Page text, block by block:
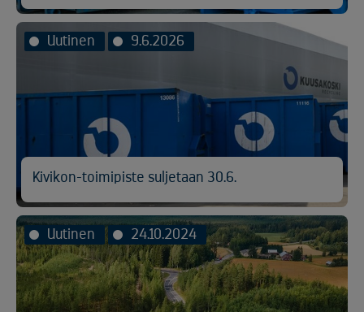
Uutinen 9.6.2026
Kivikon-toimipiste suljetaan 30.6.
Uutinen 24.10.2024